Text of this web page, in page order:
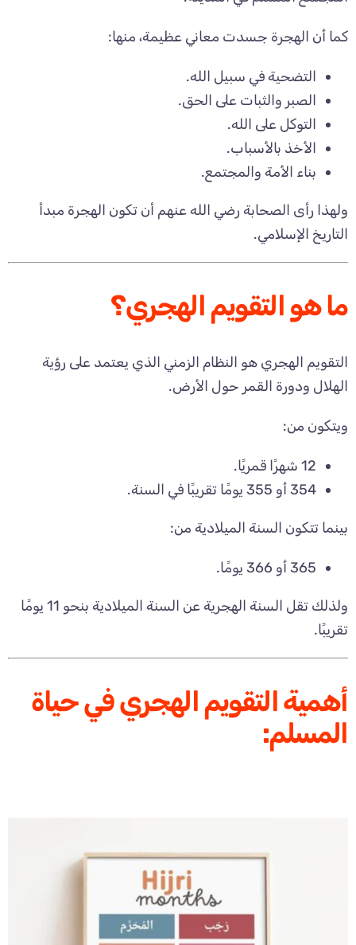
كما أن الهجرة جسدت معاني عظيمة، منها:
التضحية في سبيل الله.
الصبر والثبات على الحق.
التوكل على الله.
الأخذ بالأسباب.
بناء الأمة والمجتمع.
ولهذا رأى الصحابة رضي الله عنهم أن تكون الهجرة مبدأ
التاريخ الإسلامي.
ما هو التقويم الهجري؟
التقويم الهجري هو النظام الزمني الذي يعتمد على رؤية
الهلال ودورة القمر حول الأرض.
ويتكون من:
12 شهرًا قمريًا.
354 أو 355 يومًا تقريبًا في السنة.
بينما تتكون السنة الميلادية من:
365 أو 366 يومًا.
ولذلك تقل السنة الهجرية عن السنة الميلادية بنحو 11 يومًا
تقريبًا.
أهمية التقويم الهجري في حياة
المسلم: